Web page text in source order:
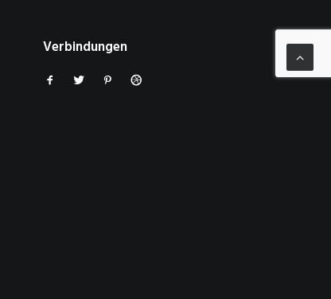
Verbindungen